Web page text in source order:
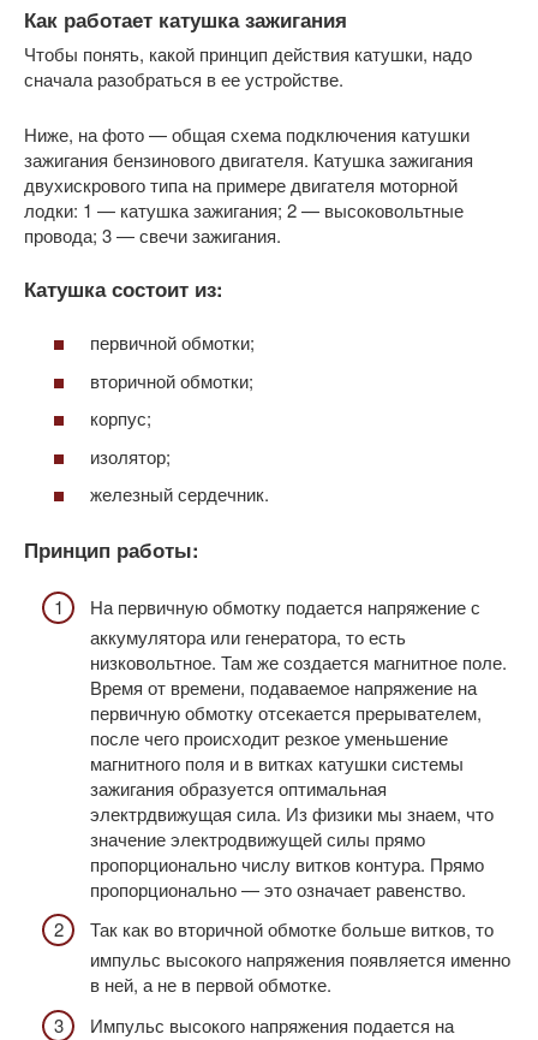
Как работает катушка зажигания
Чтобы понять, какой принцип действия катушки, надо
сначала разобраться в ее устройстве.
Ниже, на фото — общая схема подключения катушки
зажигания бензинового двигателя. Катушка зажигания
двухискрового типа на примере двигателя моторной
лодки: 1 — катушка зажигания; 2 — высоковольтные
провода; 3 — свечи зажигания.
Катушка состоит из:
первичной обмотки;
вторичной обмотки;
корпус;
изолятор;
железный сердечник.
Принцип работы:
На первичную обмотку подается напряжение с
аккумулятора или генератора, то есть
низковольтное. Там же создается магнитное поле.
Время от времени, подаваемое напряжение на
первичную обмотку отсекается прерывателем,
после чего происходит резкое уменьшение
магнитного поля и в витках катушки системы
зажигания образуется оптимальная
электрдвижущая сила. Из физики мы знаем, что
значение электродвижущей силы прямо
пропорционально числу витков контура. Прямо
пропорционально — это означает равенство.
Так как во вторичной обмотке больше витков, то
импульс высокого напряжения появляется именно
в ней, а не в первой обмотке.
Импульс высокого напряжения подается на